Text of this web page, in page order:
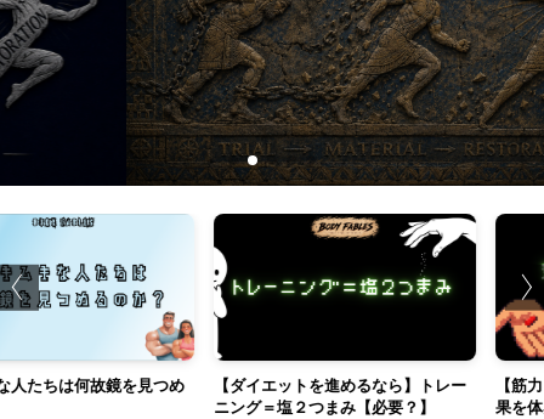
何故鏡を見つめ
【ダイエットを進めるなら】トレー
ニング＝塩２つまみ【必要？】
【筋力アップか
果を体感出来